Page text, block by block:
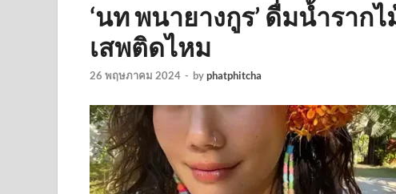
‘นท พนายางกูร’ ดื่มน้ำราก
เสพติดไหม
26 พฤษภาคม 2024 - byphatphitcha